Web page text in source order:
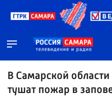
В Самарской
тушат пожар в